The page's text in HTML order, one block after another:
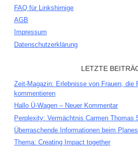
FAQ für Linkshirnige
AGB
Impressum
Datenschutzerklärung
LETZTE
Zeit-Magazin: Erlebnisse von Frauen, die
kommentieren
Hallo Ü-Wagen – Neuer Kommentar
Perplexity: Vermächtnis Carmen Thomas
Überraschende Informationen beim
Thema: Creating Impact together